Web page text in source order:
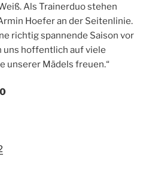
Als Trainerduo stehen
Hoefer an der Seitenlinie.
richtig spannende Saison vor
uns hoffentlich auf viele
Mädels freuen.“